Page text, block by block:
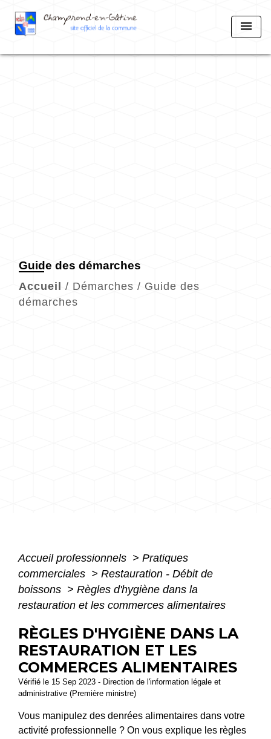
menu
Guide des démarches
Accueil / Démarches / Guide des
démarches
Accueil professionnels > Pratiques
commerciales > Restauration - Débit de
boissons > Règles d'hygiène dans la
restauration et les commerces alimentaires
RÈGLES D'HYGIÈNE DANS LA
RESTAURATION ET LES
COMMERCES ALIMENTAIRES
Vérifié le 15 Sep 2023 - Direction de l'information légale et
administrative (Première ministre)
Vous manipulez des denrées alimentaires dans votre
activité professionnelle ? On vous explique les règles